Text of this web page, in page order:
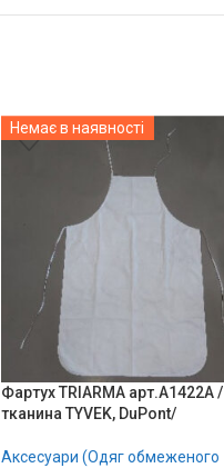
Немає в наявності
Фартух TRIARMA арт.А1422A /
тканина TYVEK, DuPont/
Аксесуари (Одяг обмеженого